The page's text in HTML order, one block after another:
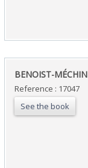
‎BENOIST-MÉCHIN‎
Reference : 17047
See the book